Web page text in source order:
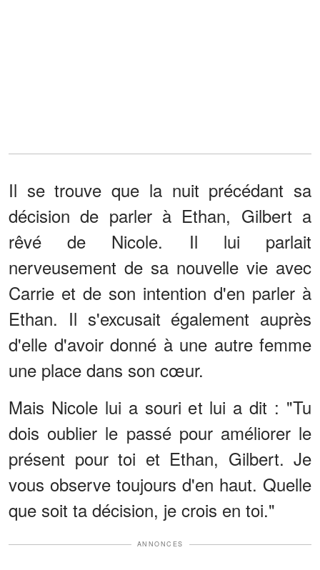
Il se trouve que la nuit précédant sa
décision de parler à Ethan, Gilbert a
rêvé de Nicole. Il lui parlait
nerveusement de sa nouvelle vie avec
Carrie et de son intention d'en parler à
Ethan. Il s'excusait également auprès
d'elle d'avoir donné à une autre femme
une place dans son cœur.
Mais Nicole lui a souri et lui a dit : "Tu
dois oublier le passé pour améliorer le
présent pour toi et Ethan, Gilbert. Je
vous observe toujours d'en haut. Quelle
que soit ta décision, je crois en toi."
ANNONCES